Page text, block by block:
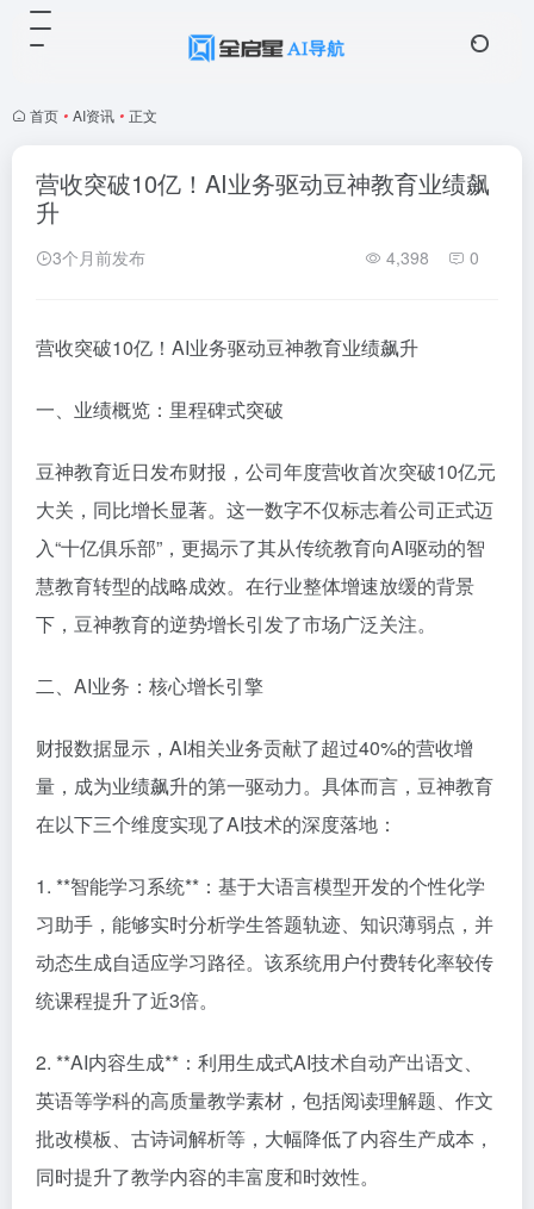
首页 • AI资讯 • 正文
营收突破10亿！AI业务驱动豆神教育业绩飙
升
3个月前发布 4,398 0
营收突破10亿！AI业务驱动豆神教育业绩飙升
一、业绩概览：里程碑式突破
豆神教育近日发布财报，公司年度营收首次突破10亿元
大关，同比增长显著。这一数字不仅标志着公司正式迈
入“十亿俱乐部”，更揭示了其从传统教育向AI驱动的智
慧教育转型的战略成效。在行业整体增速放缓的背景
下，豆神教育的逆势增长引发了市场广泛关注。
二、AI业务：核心增长引擎
财报数据显示，AI相关业务贡献了超过40%的营收增
量，成为业绩飙升的第一驱动力。具体而言，豆神教育
在以下三个维度实现了AI技术的深度落地：
1. **智能学习系统**：基于大语言模型开发的个性化学
习助手，能够实时分析学生答题轨迹、知识薄弱点，并
动态生成自适应学习路径。该系统用户付费转化率较传
统课程提升了近3倍。
2. **AI内容生成**：利用生成式AI技术自动产出语文、
英语等学科的高质量教学素材，包括阅读理解题、作文
批改模板、古诗词解析等，大幅降低了内容生产成本，
同时提升了教学内容的丰富度和时效性。